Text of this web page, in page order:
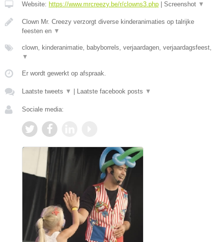
Website: https://www.mrcreezy.be/r/clowns3.php Screenshot ▼
Clown Mr. Creezy verzorgt diverse kinderanimaties op talrijke
feesten en ▼
clown, kinderanimatie, babyborrels, verjaardagen, verjaardagsfeest,
▼
Er wordt gewerkt op afspraak.
Laatste tweets ▼ Laatste facebook posts ▼
Sociale media: